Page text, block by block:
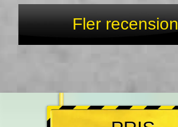
Fler